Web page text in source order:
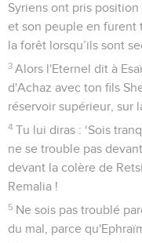
Syriens ont pris position
et son peuple en furent
la forêt lorsqu’ils sont
3 Alors l'Eternel dit à
d'Achaz avec ton fils
réservoir supérieur, sur
4 Tu lui diras : ‘Sois
ne se trouble pas
devant la colère de
Remalia !
5 Ne sois pas troublé
du mal, parce